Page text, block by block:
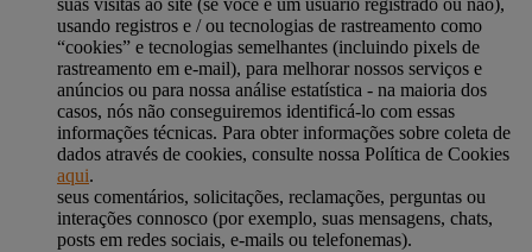
suas visitas ao site (se você é um usuário registrado ou não),
usando registros e / ou tecnologias de rastreamento como
“cookies” e tecnologias semelhantes (incluindo pixels de
rastreamento em e-mail), para melhorar nossos serviços e
anúncios ou para nossa análise estatística - na maioria dos
casos, nós não conseguiremos identificá-lo com essas
informações técnicas. Para obter informações sobre coleta de
dados através de cookies, consulte nossa Política de Cookies
aqui.
seus comentários, solicitações, reclamações, perguntas ou
interações connosco (por exemplo, suas mensagens, chats,
posts em redes sociais, e-mails ou telefonemas).